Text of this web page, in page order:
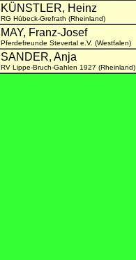
KÜNSTLER, Heinz
RG Hübeck-Grefrath (Rheinland)
MAY, Franz-Josef
Pferdefreunde Stevertal e.V. (Westfalen)
SANDER, Anja
RV Lippe-Bruch-Gahlen 1927 (Rheinland)